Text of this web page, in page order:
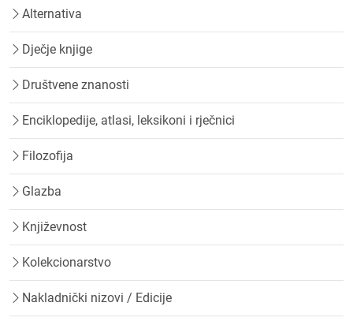
Alternativa
Dječje knjige
Društvene znanosti
Enciklopedije, atlasi, leksikoni i rječnici
Filozofija
Glazba
Književnost
Kolekcionarstvo
Nakladnički nizovi / Edicije